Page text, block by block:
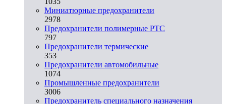
Миниатюрные предохранители
2978
Предохранители полимерные PTC
797
Предохранители термические
353
Предохранители автомобильные
1074
Промышленные предохранители
3006
Предохранитель специального назначения